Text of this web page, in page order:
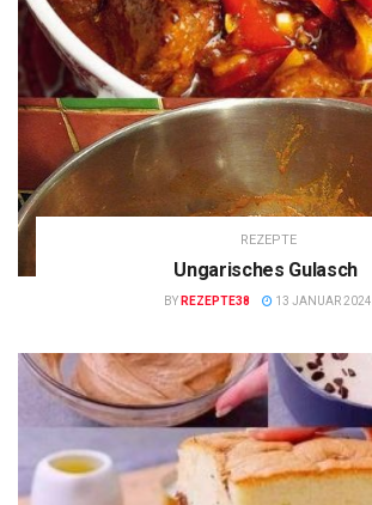
REZEPTE
Ungarisches Gulasch
BY REZEPTE38 13 JANUAR 2024